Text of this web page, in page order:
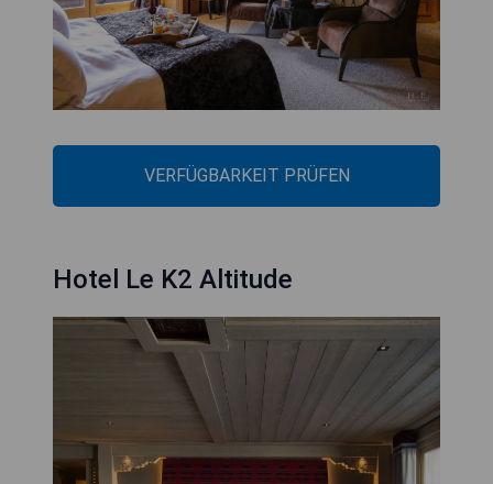
VERFÜGBARKEIT PRÜFEN
Hotel Le K2 Altitude